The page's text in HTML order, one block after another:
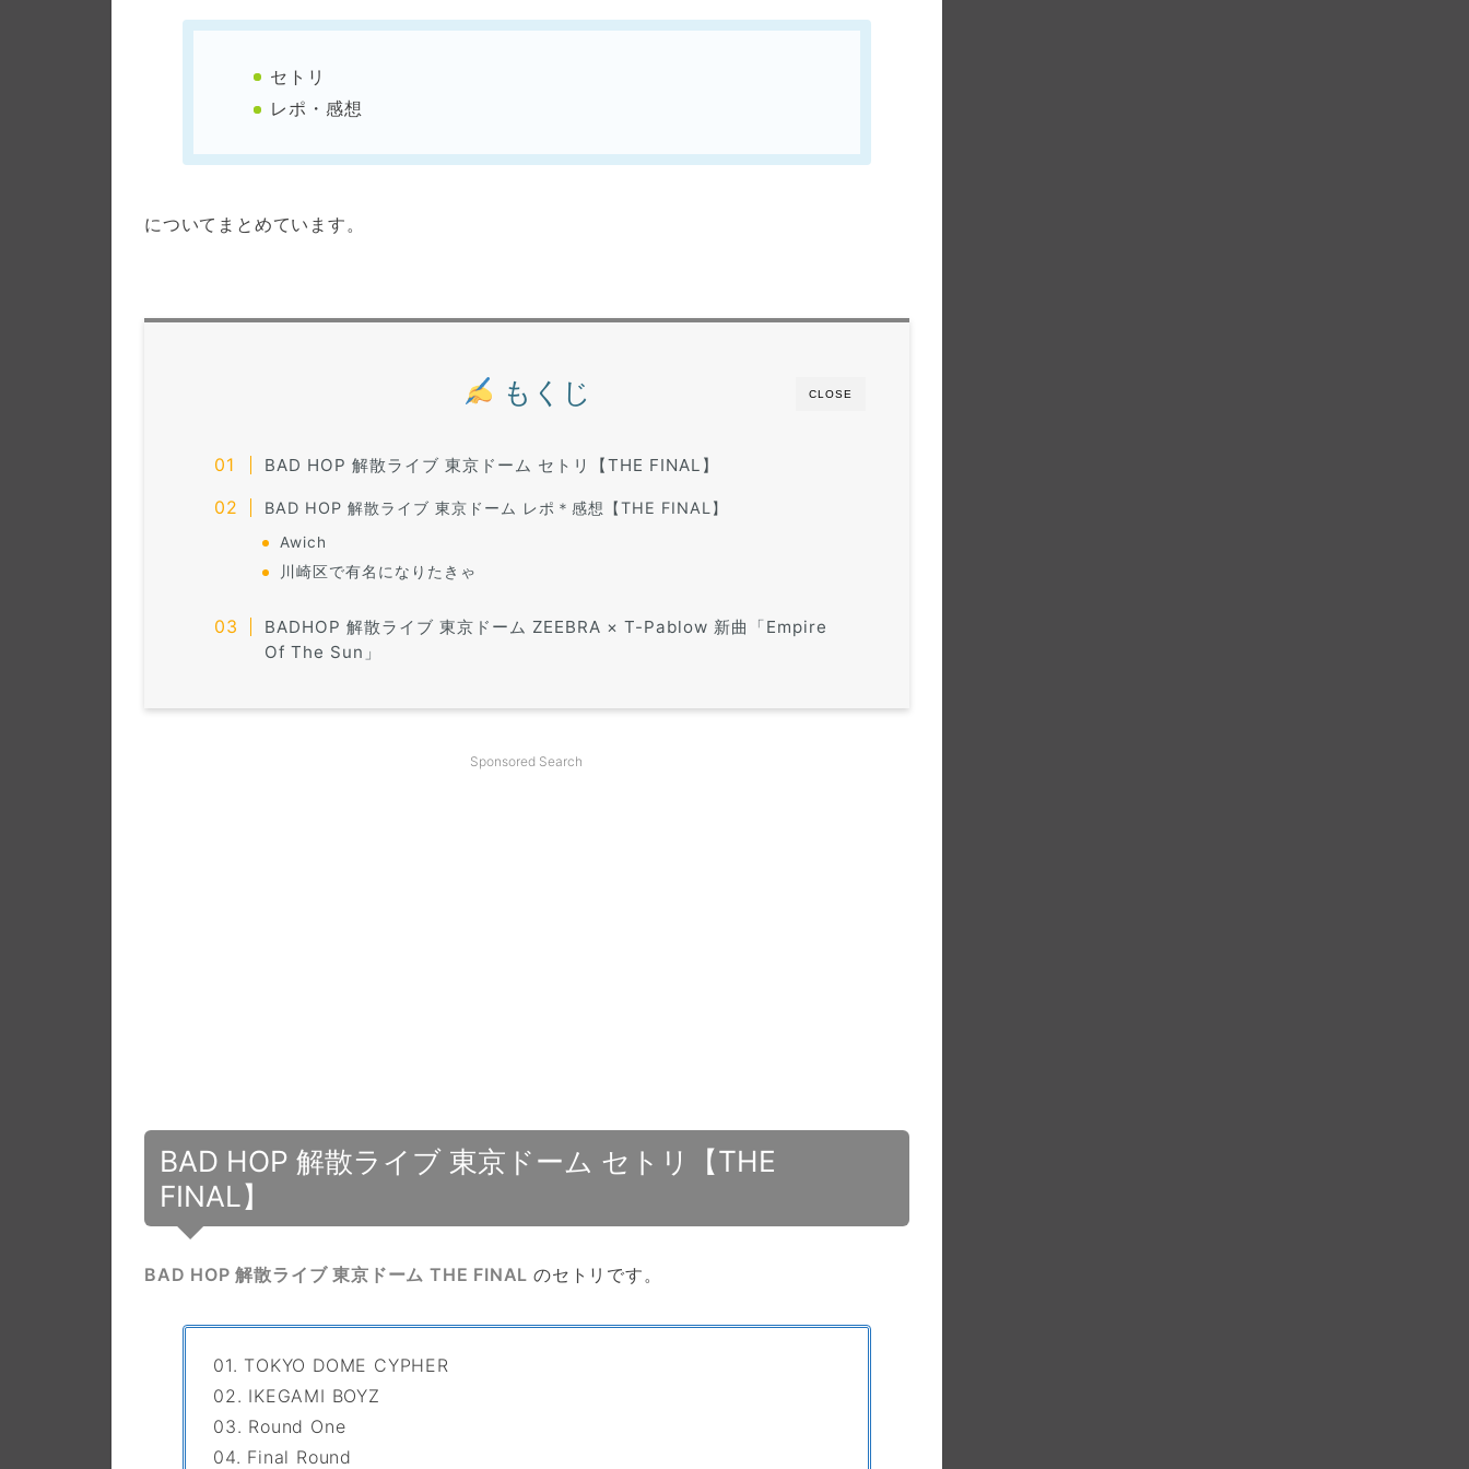
セトリ
レポ・感想
についてまとめています。
CLOSE
もくじ
BAD HOP 解散ライブ 東京ドーム セトリ【THE FINAL】
BAD HOP 解散ライブ 東京ドーム レポ＊感想【THE FINAL】
Awich
川崎区で有名になりたきゃ
BADHOP 解散ライブ 東京ドーム ZEEBRA × T-Pablow 新曲「Empire
Of The Sun」
Sponsored Search
BAD HOP 解散ライブ 東京ドーム セトリ【THE
FINAL】
BAD HOP 解散ライブ 東京ドーム THE FINAL のセトリです。
01. TOKYO DOME CYPHER
02. IKEGAMI BOYZ
03. Round One
04. Final Round